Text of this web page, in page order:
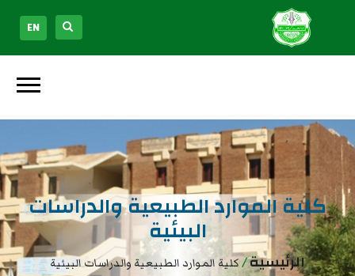
EN
كلية الموارد الطبيعية والدراسات
البيئية
الرئيسية/كلية الموارد الطبيعية والدراسات البيئية